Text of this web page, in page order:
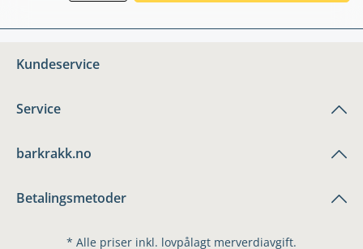
Kundeservice
Service
barkrakk.no
Betalingsmetoder
* Alle priser inkl. lovpålagt merverdiavgift.